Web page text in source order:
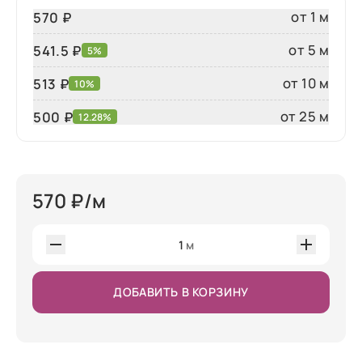
570 ₽
от 1 м
541.5 ₽ 5%
от 5 м
513 ₽ 10%
от 10 м
500 ₽ 12.28% от 25 м
570 ₽/м
1 м
ДОБАВИТЬ В КОРЗИНУ